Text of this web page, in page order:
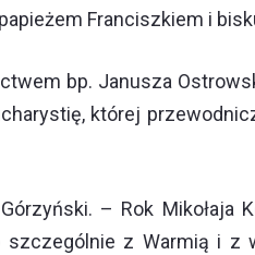
Franciszkiem i
bp. Janusza
której
– Rok
szczególnie z Warmią i